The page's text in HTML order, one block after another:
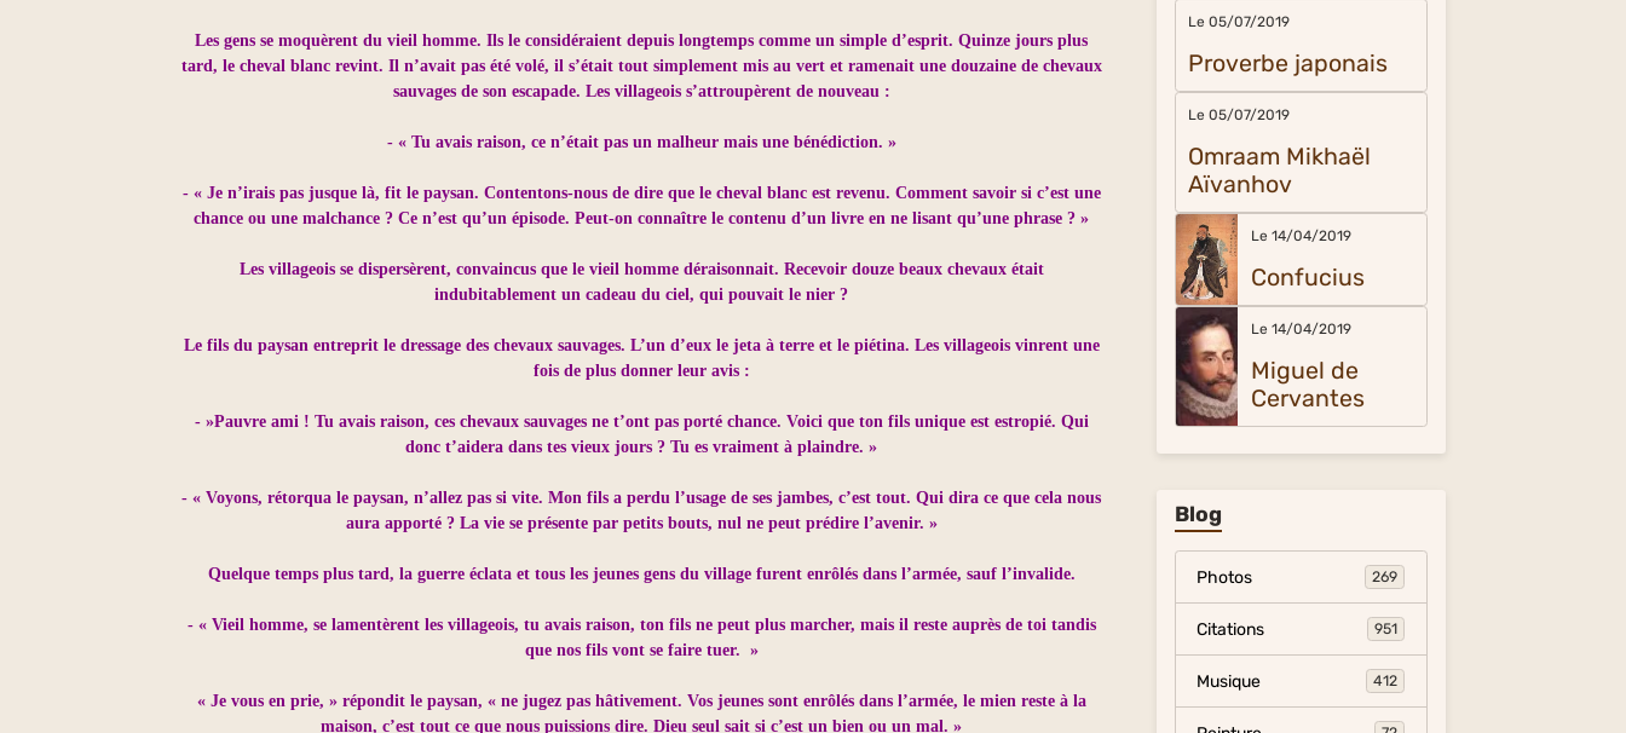
Les gens se moquèrent du vieil homme. Ils le considéraient depuis longtemps comme un simple d’esprit. Quinze jours plus
tard, le cheval blanc revint. Il n’avait pas été volé, il s’était tout simplement mis au vert et ramenait une douzaine de chevaux
sauvages de son escapade. Les villageois s’attroupèrent de nouveau :
- « Tu avais raison, ce n’était pas un malheur mais une bénédiction. »
- « Je n’irais pas jusque là, fit le paysan. Contentons-nous de dire que le cheval blanc est revenu. Comment savoir si c’est une
chance ou une malchance ? Ce n’est qu’un épisode. Peut-on connaître le contenu d’un livre en ne lisant qu’une phrase ? »
Les villageois se dispersèrent, convaincus que le vieil homme déraisonnait. Recevoir douze beaux chevaux était
indubitablement un cadeau du ciel, qui pouvait le nier ?
Le fils du paysan entreprit le dressage des chevaux sauvages. L’un d’eux le jeta à terre et le piétina. Les villageois vinrent une
fois de plus donner leur avis :
- »Pauvre ami ! Tu avais raison, ces chevaux sauvages ne t’ont pas porté chance. Voici que ton fils unique est estropié. Qui
donc t’aidera dans tes vieux jours ? Tu es vraiment à plaindre. »
- « Voyons, rétorqua le paysan, n’allez pas si vite. Mon fils a perdu l’usage de ses jambes, c’est tout. Qui dira ce que cela nous
aura apporté ? La vie se présente par petits bouts, nul ne peut prédire l’avenir. »
Quelque temps plus tard, la guerre éclata et tous les jeunes gens du village furent enrôlés dans l’armée, sauf l’invalide.
- « Vieil homme, se lamentèrent les villageois, tu avais raison, ton fils ne peut plus marcher, mais il reste auprès de toi tandis
que nos fils vont se faire tuer. »
« Je vous en prie, » répondit le paysan, « ne jugez pas hâtivement. Vos jeunes sont enrôlés dans l’armée, le mien reste à la
maison, c’est tout ce que nous puissions dire. Dieu seul sait si c’est un bien ou un mal. »
Le 05/07/2019
Proverbe japonais
Le 05/07/2019
Omraam Mikhaël
Aïvanhov
Le 14/04/2019
Confucius
Le 14/04/2019
Miguel de
Cervantes
Blog
Photos 269
Citations 951
Musique 412